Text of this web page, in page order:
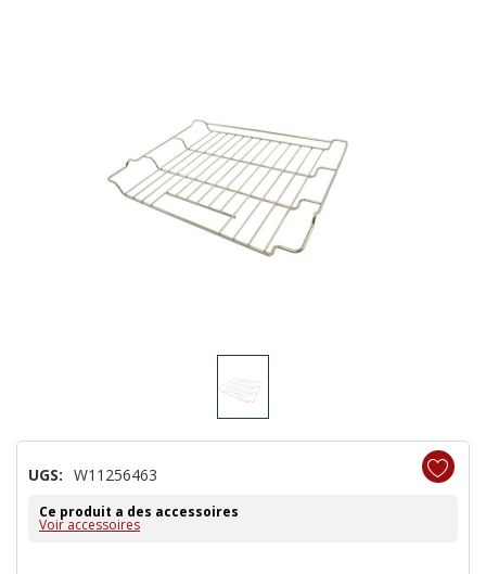
UGS: W11256463
Ce produit a des accessoires
Voir accessoires